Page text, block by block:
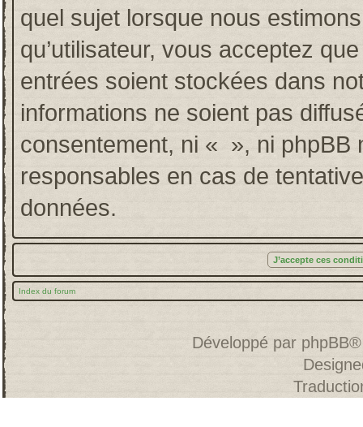
quel sujet lorsque nous
qu’utilisateur, vous acceptez
entrées soient stockées dans
informations ne soient pas
consentement, ni « », ni phpBB
responsables en cas de
données.
Index du forum
Développé par phpBB®